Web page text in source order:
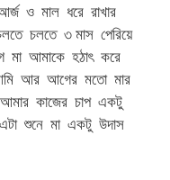
ও মাল ধরে রাখার
চলতে ৩ মাস পেরিয়ে
মা আমাকে হঠাৎ করে
আর আগের মতো মার
কাজের চাপ একটু
শুনে মা একটু উদাস